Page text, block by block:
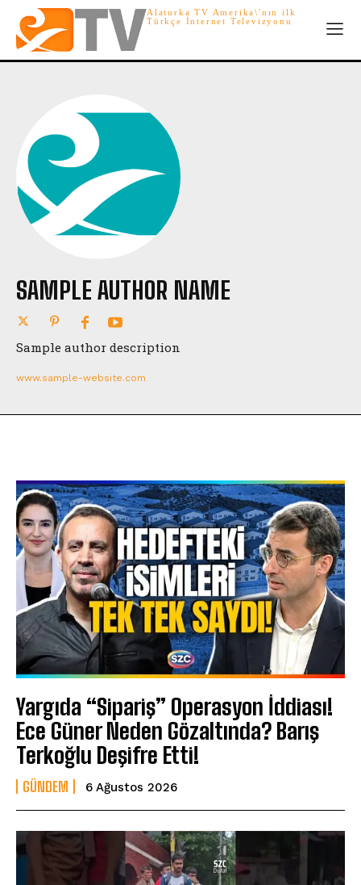
Alaturka TV Amerika\'nın ilk
Türkçe İnternet Televizyonu
SAMPLE AUTHOR NAME
Sample author description
www.sample-website.com
Yargıda “Sipariş” Operasyon İddiası!
Ece Güner Neden Gözaltında? Barış
Terkoğlu Deşifre Etti!
GÜNDEM 6 Ağustos 2026